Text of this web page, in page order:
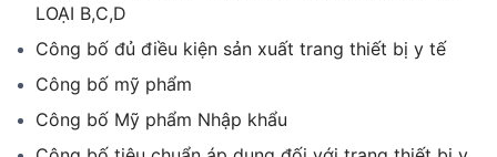
LOẠI B,C,D
Công bố đủ điều kiện sản xuất trang thiết bị y tế
Công bố mỹ phẩm
Công bố Mỹ phẩm Nhập khẩu